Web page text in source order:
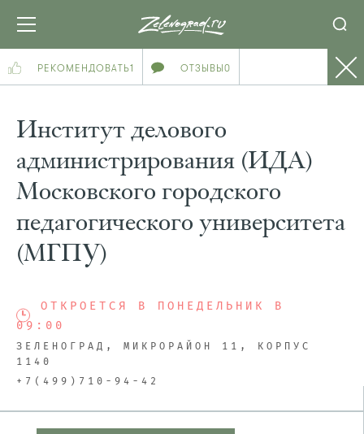
РЕКОМЕНДОВАТЬ1 ОТЗЫВЫ0
Институт делового
администрирования (ИДА)
Московского городского
педагогического университета
(МГПУ)
ОТКРОЕТСЯ В ПОНЕДЕЛЬНИК В
09:00
ЗЕЛЕНОГРАД, МИКРОРАЙОН 11, КОРПУС
1140
+7(499)710-94-42